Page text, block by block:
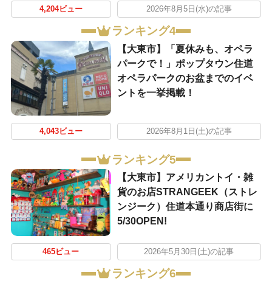
4,204ビュー 2026年8月5日(水)の記事
ランキング4
【大東市】「夏休みも、オペラ
パークで！」ポップタウン住道
オペラパークのお盆までのイベ
ントを一挙掲載！
4,043ビュー 2026年8月1日(土)の記事
ランキング5
【大東市】アメリカントイ・雑
貨のお店STRANGEEK（ストレ
ンジーク）住道本通り商店街に
5/30OPEN!
465ビュー 2026年5月30日(土)の記事
ランキング6